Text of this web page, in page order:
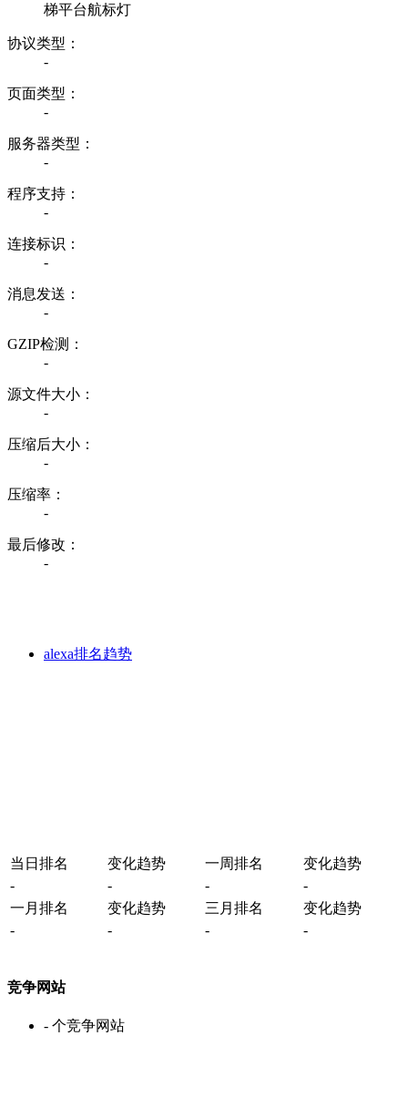
梯平台航标灯
协议类型：
-
页面类型：
-
服务器类型：
-
程序支持：
-
连接标识：
-
消息发送：
-
GZIP检测：
-
源文件大小：
-
压缩后大小：
-
压缩率：
-
最后修改：
-
alexa排名趋势
当日排名 变化趋势 一周排名
变化趋势
-
- -
-
一月排名
变化趋势 三月排名
变化趋势
-
- - -
竞争网站
- 个竞争网站